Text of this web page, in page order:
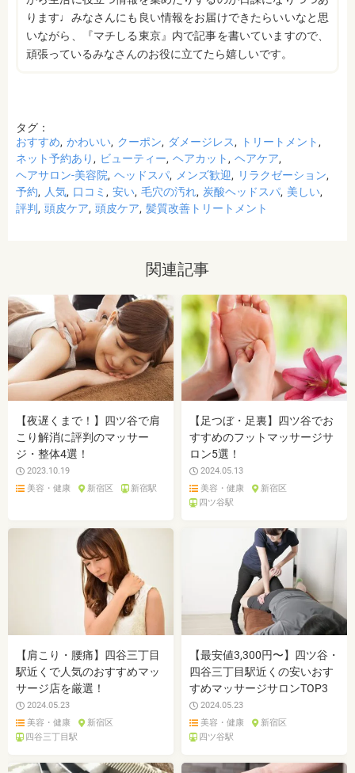
ります♩みなさんにも良い情報をお届けできたらいいなと思
いながら、『マチしる東京』内で記事を書いていますので、
頑張っているみなさんのお役に立てたら嬉しいです。
タグ：
おすすめ かわいい クーポン ダメージレス
トリートメント
ネット予約あり
ビューティー ヘアカット
ヘアケア
ヘアサロン-美容院 ヘッドスパ メンズ歓迎
リラクゼーション
予約
人気 口コミ 安い 毛穴の汚れ 炭酸ヘッドスパ 美しい
評判
頭皮ケア 頭皮ケア 髪質改善トリートメント
関連記事
【夜遅くまで！】四ツ谷で肩
こり解消に評判のマッサー
ジ・整体4選！
2023.10.19
美容・健康
新宿区 新宿駅
【足つぼ・足裏】四ツ谷でお
すすめのフットマッサージサ
ロン5選！
2024.05.13
美容・健康
新宿区
四ツ谷駅
【肩こり・腰痛】四谷三丁目
駅近くで人気のおすすめマッ
サージ店を厳選！
2024.05.23
美容・健康
新宿区
四谷三丁目駅
【最安値3,300円〜】四ツ谷・
四谷三丁目駅近くの安いおす
すめマッサージサロンTOP3
2024.05.23
美容・健康
新宿区
四ツ谷駅